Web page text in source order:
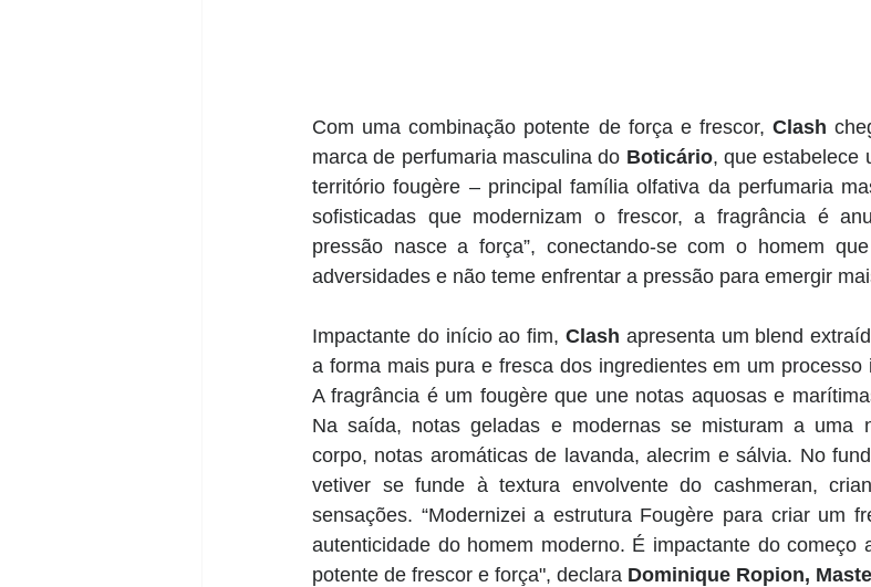
Com uma combinação potente de força e frescor, Clash
marca de perfumaria masculina do Boticário, que estabelece
território fougère – principal família olfativa da perfumaria
sofisticadas que modernizam o frescor, a fragrância é
pressão nasce a força”, conectando-se com o homem
adversidades e não teme enfrentar a pressão para emergir
Impactante do início ao fim, Clash apresenta um blend
a forma mais pura e fresca dos ingredientes em um processo
A fragrância é um fougère que une notas aquosas e
Na saída, notas geladas e modernas se misturam a uma
corpo, notas aromáticas de lavanda, alecrim e sálvia. No
vetiver se funde à textura envolvente do cashmeran,
sensações. “Modernizei a estrutura Fougère para criar um
autenticidade do homem moderno. É impactante do começo
potente de frescor e força", declara Dominique Ropion,